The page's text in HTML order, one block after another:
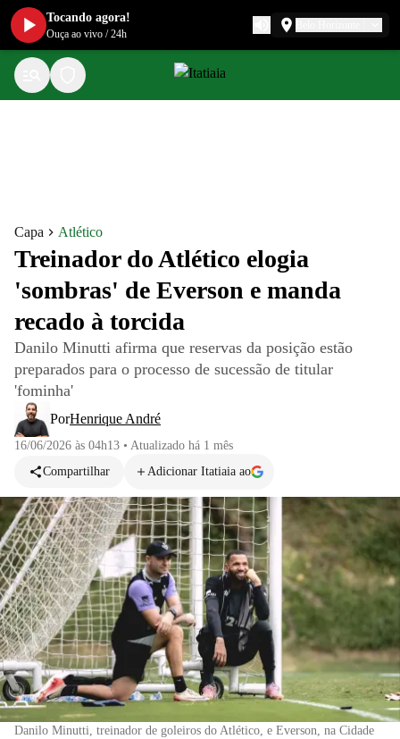
Capa Atlético
Treinador do Atlético elogia
'sombras' de Everson e manda
recado à torcida
Danilo Minutti afirma que reservas da posição estão
preparados para o processo de sucessão de titular
'fominha'
PorHenrique André
16/06/2026 às 04h13 • Atualizado há 1 mês
Compartilhar
Adicionar Itatiaia ao
Danilo Minutti, treinador de goleiros do Atlético, e Everson, na Cidade
Tocando agora!
Ouça ao vivo /24h